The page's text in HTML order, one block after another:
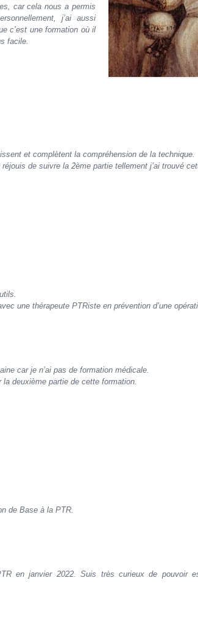
car cela nous a permis
j’ai aussi
c’est une formation où il
facile.
et complètent la compréhension de la technique.
de suivre la 2ème partie tellement j’ai trouvé
une thérapeute PTRiste en prévention d’une
car je n’ai pas de formation médicale.
deuxième partie de cette formation.
de Base à la PTR.
en janvier 2022. Suis très curieux de pouvoir